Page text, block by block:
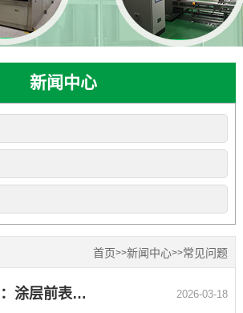
新闻中心
首页>>新闻中心>>常见问题
温州工程师指南：涂层前表面超声波清洗预处理 2026-03-18